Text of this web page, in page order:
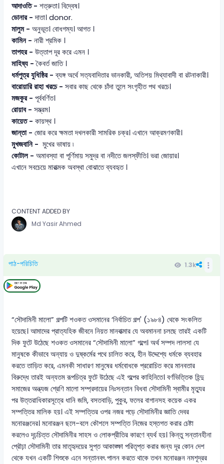
আদাওতি - শত্রুতা। বিদ্বেষ।
ডোনার - দাতা। donor.
মালুম -অনুভূত। বোধগম্য। আগত ।
কামিন -নারী শ্রমিক ।
তাপহর - উত্তাপ দূর করে এমন ।
মাহিষ্য -কৈবর্ত জাতি ।
ধর্মপুত্র যুধিষ্ঠির -ব্যঙ্গ অর্থে সত্যবাদিতার ভানকারী, অতিশয় মিথ্যাবাদী বা রটনাকারী।
বারোয়ারি রাহা খরচে - সবার কাছ থেকে চাঁদা তুলে সংগৃহীত পথ খরচে।
মজকুর -পূর্ববর্ণিত।
রোয়াব -সম্ভ্রম।
কায়েত - কায়স্থ ।
জান্তা -জোর করে ক্ষমতা দখলকারী সামরিক চক্র। এখানে আক্রমণকারী।
মুখজবানি - মুখের ভাষায় ৷
কোটাল -অমাবস্যা বা পূর্ণিমায় সমুদ্র বা নদীতে জলস্ফীতি। ভরা জোয়ার।
এখানে সবচেয়ে মারাত্মক অবস্থা বোঝাতে ব্যবহৃত ।
CONTENT ADDED BY
Md Yasir Ahmed
পাঠ-পরিচিতি 1.3k
“সৌদামিনী মালো” গল্পটি শওকত ওসমানের ‘নির্বাচিত গল্প' (১৯৮৪) থেকে সংকলিত
হয়েছে। আমাদের প্রাত্যহিক জীবনে নিয়ত মানবাত্মার যে অবমাননা চলছে তারই একটি
দিক ফুটে উঠেছে শওকত ওসমানের “সৌদামিনী মালো” গল্পে। অর্থ সম্পদ লালসা যে
মানুষকে কীভাবে অন্যায় ও দুষ্কর্মের পথে চালিত করে, হীন উদ্দেশ্যে ধর্মকে ব্যবহার
করতে তাড়িত করে, এমনকী সাধারণ মানুষের ধর্মবোধকে প্ররোচিত করে মানবতার
বিরুদ্ধে তারই অন্যতম রূপচিত্র ফুটে উঠেছে এই গল্পের কাহিনিতে। বর্ণভিত্তিক হিন্দু
সমাজের অন্ত্যজ শ্রেণি মালো সম্প্রদায়ের নিঃসন্তান বিধবা সৌদামিনী স্বামীর মৃত্যুর
পর উত্তরাধিকারসূত্রে ধানি জমি, বসতবাড়ি, পুকুর, ফলের বাগানসহ কয়েক একর
সম্পত্তির মালিক হয়। এই সম্পত্তির ওপর নজর পড়ে সৌদামিনীর জ্ঞাতি দেবর
মনোরঞ্জনের। মনোরঞ্জন ছলে-বলে কৌশলে সম্পত্তি নিজের হস্তগত করার চেষ্টা
করলেও দৃঢ়চিত্ত সৌদামিনীর সাহস ও লোকপ্রীতির কারণে ব্যর্থ হয়। কিন্তু সন্তানহীনা
প্রৌঢ়া সৌদামিনী তার মাতৃহৃদয়ের সুপ্ত আকাঙ্ক্ষা পরিতৃপ্ত করার জন্য দূর কোন দেশ
থেকে যখন একটি শিশুকে এনে সন্তানবৎ পালন করতে থাকে তখন মনোরঞ্জন নমশূদ্রর